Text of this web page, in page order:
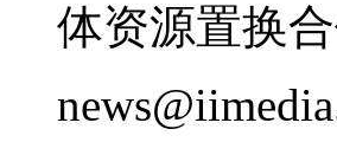
体资源置换合